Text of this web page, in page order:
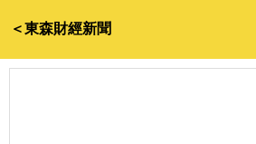
＜東森財經新聞